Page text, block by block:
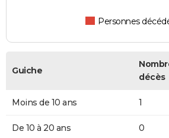
Personnes
Guiche
décès
Moins de 10 ans 1
De 10 à 20 ans 0